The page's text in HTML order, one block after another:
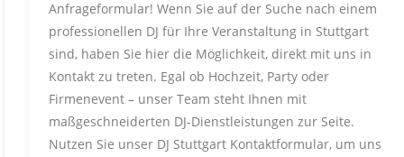
Anfrageformular! Wenn Sie auf der Suche nach einem
professionellen DJ für Ihre Veranstaltung in Stuttgart
sind, haben Sie hier die Möglichkeit, direkt mit uns in
Kontakt zu treten. Egal ob Hochzeit, Party oder
Firmenevent – unser Team steht Ihnen mit
maßgeschneiderten DJ-Dienstleistungen zur Seite.
Nutzen Sie unser DJ Stuttgart Kontaktformular, um uns